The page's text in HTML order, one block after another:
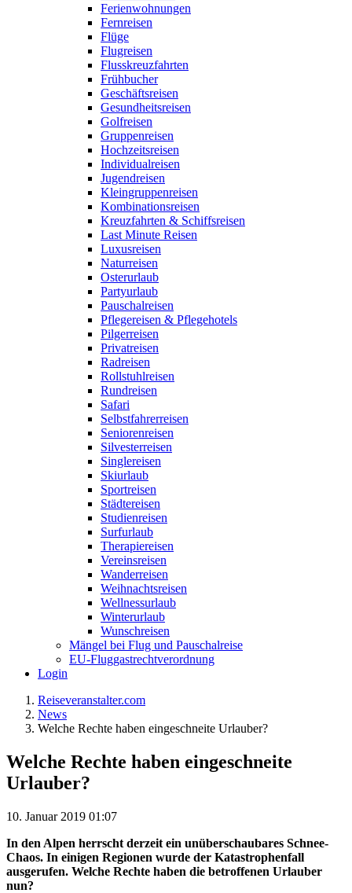
Ferienwohnungen
Fernreisen
Flüge
Flugreisen
Flusskreuzfahrten
Frühbucher
Geschäftsreisen
Gesundheitsreisen
Golfreisen
Gruppenreisen
Hochzeitsreisen
Individualreisen
Jugendreisen
Kleingruppenreisen
Kombinationsreisen
Kreuzfahrten & Schiffsreisen
Last Minute Reisen
Luxusreisen
Naturreisen
Osterurlaub
Partyurlaub
Pauschalreisen
Pflegereisen & Pflegehotels
Pilgerreisen
Privatreisen
Radreisen
Rollstuhlreisen
Rundreisen
Safari
Selbstfahrerreisen
Seniorenreisen
Silvesterreisen
Singlereisen
Skiurlaub
Sportreisen
Städtereisen
Studienreisen
Surfurlaub
Therapiereisen
Vereinsreisen
Wanderreisen
Weihnachtsreisen
Wellnessurlaub
Winterurlaub
Wunschreisen
Mängel bei Flug und Pauschalreise
EU-Fluggastrechtverordnung
Login
Reiseveranstalter.com
News
Welche Rechte haben eingeschneite Urlauber?
Welche Rechte haben eingeschneite
Urlauber?
10. Januar 2019 01:07
In den Alpen herrscht derzeit ein unüberschaubares Schnee-
Chaos. In einigen Regionen wurde der Katastrophenfall
ausgerufen. Welche Rechte haben die betroffenen Urlauber
nun?